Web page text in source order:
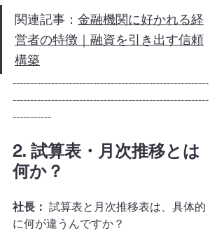
関連記事： 金融機関に好かれる経
営者の特徴｜融資を引き出す信頼
構築
--------------------------------------------------------
--------------------------------------------------------
-----------
2. 試算表・月次推移とは
何か？
社長： 試算表と月次推移表は、具体的
に何が違うんですか？